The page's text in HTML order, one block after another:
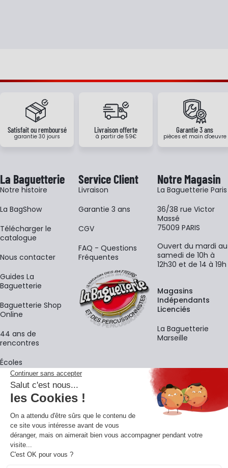
Satisfait ou remboursé
garantie 30 jours
Livraison offerte
à partir de 59€
Garantie 3 ans
pièces et main d'oeuvre
La Baguetterie
Notre histoire
La BagShow
​Télécharger le
catalogue
Nous contacter
Guides La
Baguetterie
Baguetterie Shop
Online
44 ans de
rencontres
Écoles
Service Client
Livraison
Garantie 3 ans
CGV
FAQ - Questions
Fréquentes
Notre Magasin
La Baguetterie Paris
36/38 rue Victor
Massé
75009 PARIS
Ouvert du mardi au
samedi de 10h à
12h30 et de 14 à 19h
Magasins
Indépendants
Licenciés
La Baguetterie
Marseille
La newsletter
Adresse e-mail
En vous inscrivant à notre newsletter, vous acceptez notre
confidentialité.
Retrouvons-nous sur